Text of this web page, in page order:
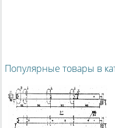
Популярные товары в